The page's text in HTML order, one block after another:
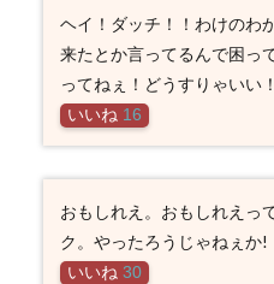
ヘイ！ダッチ！！わけのわ
来たとか言ってるんで困っ
ってねぇ！どうすりゃいい
いいね 16
おもしれえ。おもしれえっ
ク。やったろうじゃねぇか!
いいね 30